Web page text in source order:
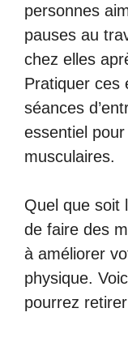
personnes
pauses au
chez elles
Pratiquer ces
séances
essentiel
musculaires.
Quel que soit
de faire des
à améliorer
physique.
pourrez